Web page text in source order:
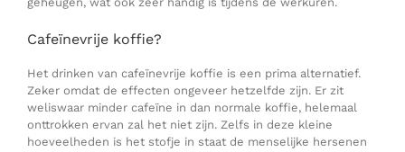
Cafeïnevrije koffie?
Het drinken van cafeïnevrije koffie is een prima alternatief.
Zeker omdat de effecten ongeveer hetzelfde zijn. Er zit
weliswaar minder cafeïne in dan normale koffie, helemaal
onttrokken ervan zal het niet zijn. Zelfs in deze kleine
hoeveelheden is het stofje in staat de menselijke hersenen